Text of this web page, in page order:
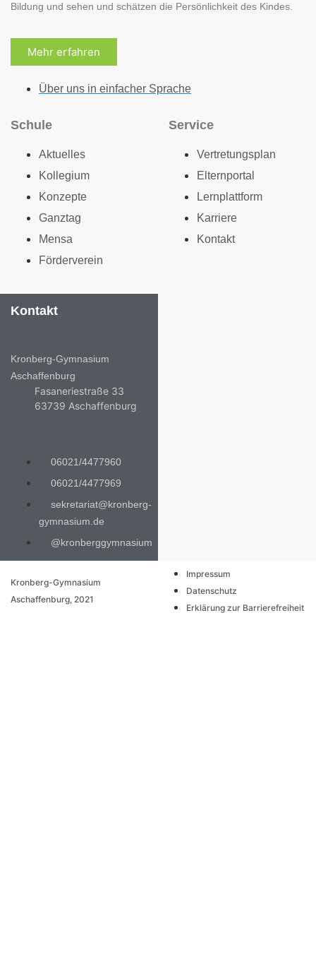
Bildung und sehen und schätzen die Persönlichkeit des Kindes.
Mehr erfahren
Über uns in einfacher Sprache
Schule
Aktuelles
Kollegium
Konzepte
Ganztag
Mensa
Förderverein
Service
Vertretungsplan
Elternportal
Lernplattform
Karriere
Kontakt
Kontakt
Kronberg-Gymnasium
Aschaffenburg
Fasaneriestraße 33
63739 Aschaffenburg
06021/4477960
06021/4477969
sekretariat@kronberg-
gymnasium.de
@kronberggymnasium
Kronberg-Gymnasium
Aschaffenburg, 2021
Impressum
Datenschutz
Erklärung zur Barrierefreiheit